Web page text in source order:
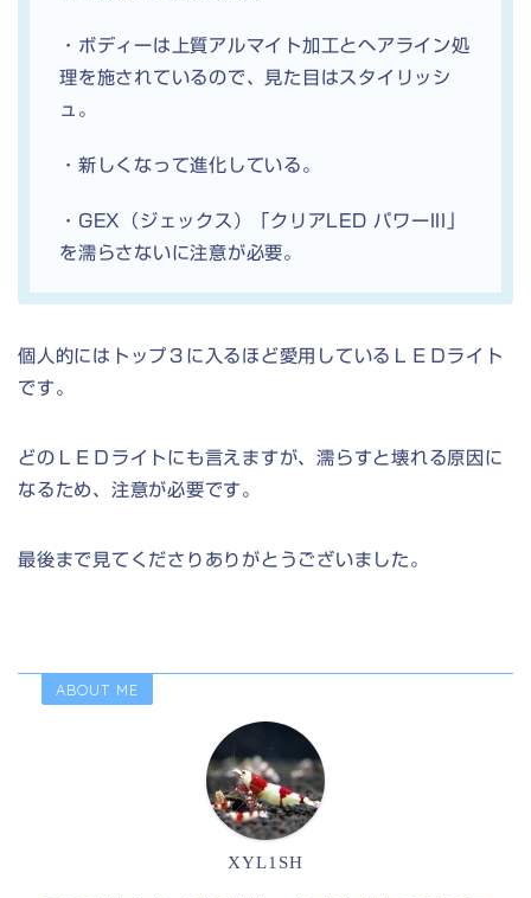
・ボディーは上質アルマイト加工とヘアライン処
理を施されているので、見た目はスタイリッシ
ュ。
・新しくなって進化している。
・GEX（ジェックス）「クリアLED パワーIII」
を濡らさないに注意が必要。
個人的にはトップ３に入るほど愛用しているＬＥＤライト
です。
どのＬＥＤライトにも言えますが、濡らすと壊れる原因に
なるため、注意が必要です。
最後まで見てくださりありがとうございました。
ABOUT ME
XYL1SH